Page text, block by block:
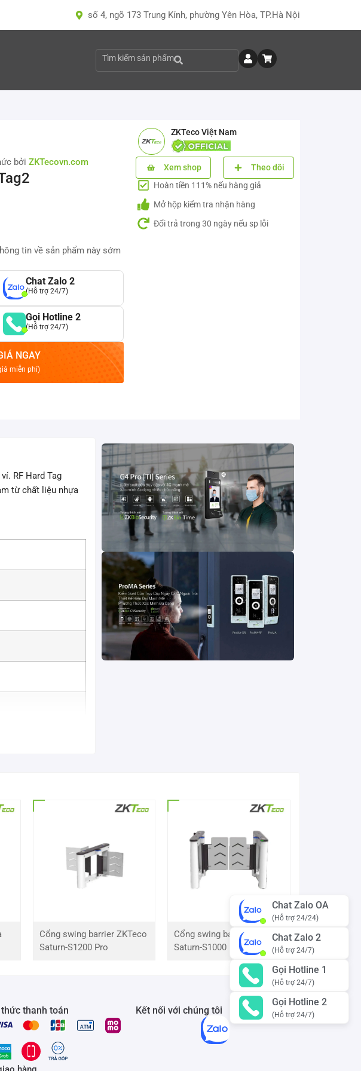
số 4, ngõ 173 Trung Kính, phường Yên Hòa, TP.Hà Nội
Tìm kiếm sản phẩm
bởi ZKTecovn.com
tin về sản phẩm này sớm
Chat Zalo 2
(Hỗ trợ 24/7)
Gọi Hotline 2
(Hỗ trợ 24/7)
NGAY
miễn phí)
ZKTeco Việt Nam
Xem shop
Theo dõi
Hoàn tiền 111% nếu hàng giả
Mở hộp kiểm tra nhận hàng
Đổi trả trong 30 ngày nếu sp lỗi
RF Hard Tag
từ chất liệu nhựa
chất lượng, dịch vụ
Cổng swing barrier ZKTeco
Saturn-S1200 Pro
Cổng swing barrier ZKTeco
Saturn-S1000 Pro
thức thanh toán Kết nối với chúng tôi
Chat Zalo OA
(Hỗ trợ 24/24)
Chat Zalo 2
(Hỗ trợ 24/7)
Gọi Hotline 1
(Hỗ trợ 24/7)
Gọi Hotline 2
(Hỗ trợ 24/7)